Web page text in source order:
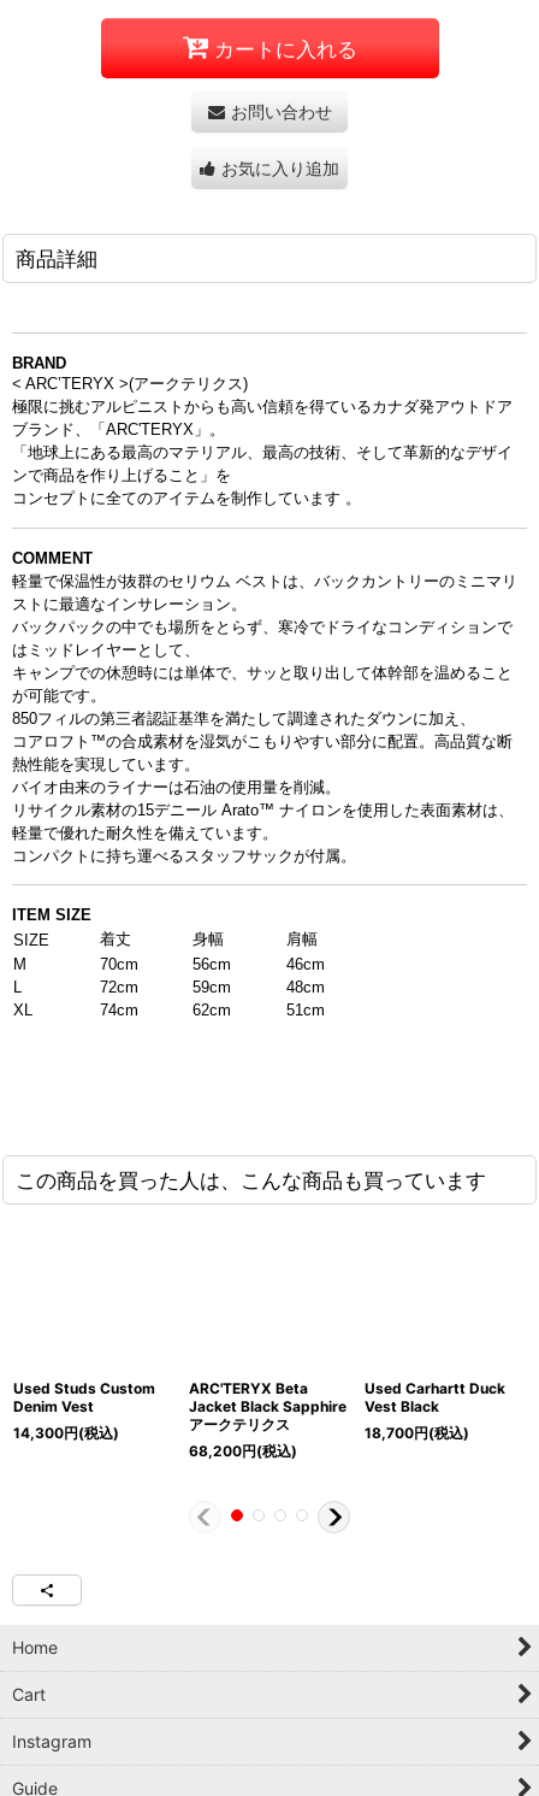
カートに入れる
お問い合わせ
お気に入り追加
商品詳細
BRAND
< ARC’TERYX >(アークテリクス)
極限に挑むアルピニストからも高い信頼を得ているカナダ発アウトドア
ブランド、「ARC'TERYX」。
「地球上にある最高のマテリアル、最高の技術、 そして革新的なデザイ
ンで商品を作り上げること」を
コンセプトに全てのアイテムを制作しています 。
COMMENT
軽量で保温性が抜群のセリウム ベストは、バックカントリーのミニマリ
ストに最適なインサレーション。
バックパックの中でも場所をとらず、寒冷でドライなコンディションで
はミッドレイヤーとして、
キャンプでの休憩時には単体で、サッと取り出して体幹部を温めること
が可能です。
850フィルの第三者認証基準を満たして調達されたダウンに加え、
コアロフト™の合成素材を湿気がこもりやすい部分に配置。高品質な断
熱性能を実現しています。
バイオ由来のライナーは石油の使用量を削減。
リサイクル素材の15デニール Arato™ ナイロンを使用した表面素材は、
軽量で優れた耐久性を備えています。
コンパクトに持ち運べるスタッフサックが付属。
ITEM SIZE
SIZE
着丈 身幅
肩幅
M
70cm 56cm
46cm
L
72cm 59cm
48cm
XL
74cm 62cm 51cm
この商品を買った人は、こんな商品も買っています
Used Studs Custom
Denim Vest
14,300円(税込)
ARC'TERYX Beta
Jacket Black Sapphire
アークテリクス
68,200円(税込)
Used Carhartt Duck
Vest Black
18,700円(税込)
Home
Cart
Instagram
Guide